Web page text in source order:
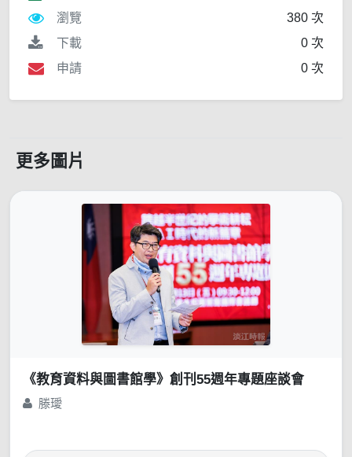
瀏覽
380 次
下載
0 次
申請
0 次
更多圖片
《教育資料與圖書館學》創刊55週年專題座談會
滕璦